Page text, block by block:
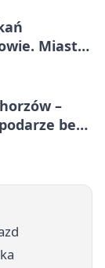
Miasto
–
bez